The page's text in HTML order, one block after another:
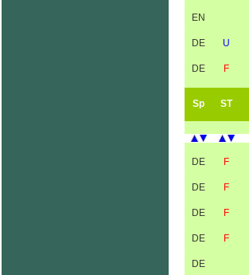
EN
DE U
DE F
Sp ST
DE F
DE F
DE F
DE F
DE